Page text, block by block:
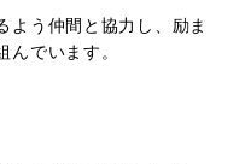
よう仲間と協力し、励ま
んでいます。